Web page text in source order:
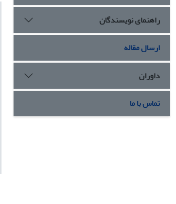
راهنمای نویسندگان
ارسال مقاله
داوران
تماس با ما